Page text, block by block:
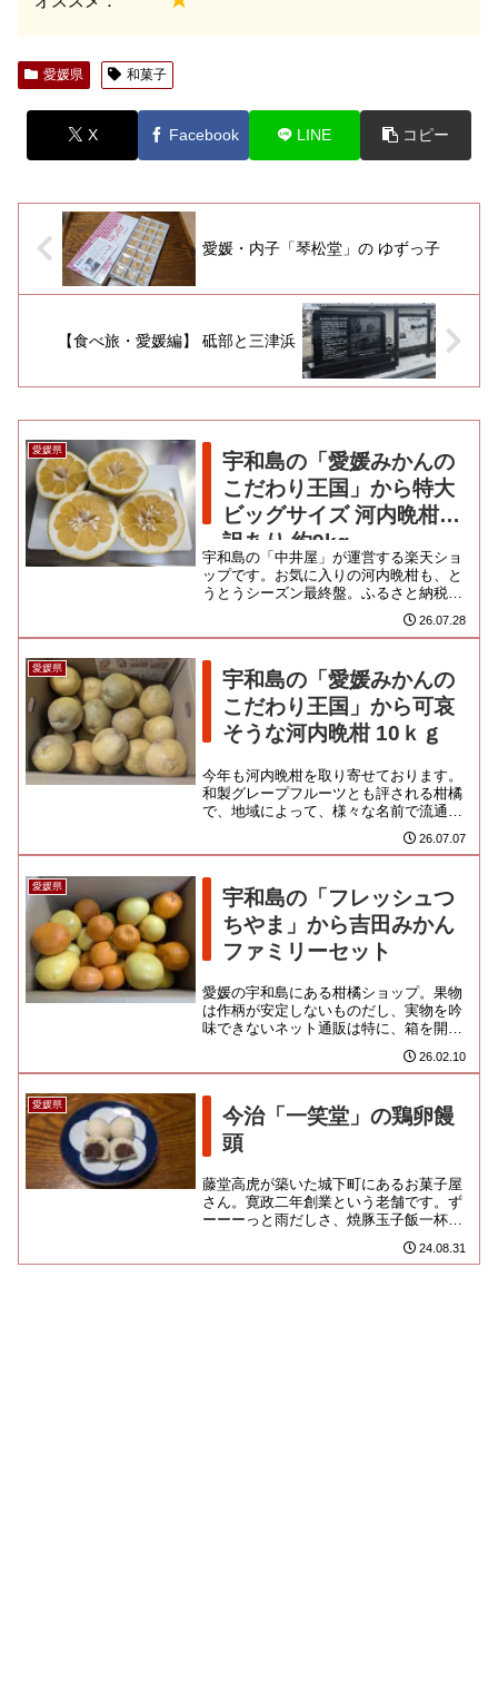
愛媛県 和菓子
X Facebook LINE コピー
愛媛・内子「琴松堂」の ゆずっ子
【食べ旅・愛媛編】 砥部と三津浜
愛媛県
宇和島の「愛媛みかんの
こだわり王国」から特大
ビッグサイズ 河内晩柑
訳あり 約9kg
宇和島の「中井屋」が運営する楽天ショ
ップです。お気に入りの河内晩柑も、と
うとうシーズン最終盤。ふるさと納税の
諸々が届くのもいつになるか分からんの
で、つなぎとして一箱頼むこと... 26.07.28
愛媛県
宇和島の「愛媛みかんの
こだわり王国」から可哀
そうな河内晩柑 10ｋｇ
今年も河内晩柑を取り寄せております。
和製グレープフルーツとも評される柑橘
で、地域によって、様々な名前で流通し
ていますよね。プリッと多汁。上品な甘
みと爽やかな酸味、ほろ苦みが... 26.07.07
愛媛県
宇和島の「フレッシュつ
ちやま」から吉田みかん
ファミリーセット
愛媛の宇和島にある柑橘ショップ。果物
は作柄が安定しないものだし、実物を吟
味できないネット通販は特に、箱を開け
てみるまでわからないギャンブル要素が
ありますよね。そんな中で毎年... 26.02.10
愛媛県
今治「一笑堂」の鶏卵饅
頭
藤堂高虎が築いた城下町にあるお菓子屋
さん。寛政二年創業という老舗です。ず
ーーーっと雨だしさ、焼豚玉子飯一杯の
ために特急乗ってくのもバカらしいなと
見送った今治行。でも、すっげ... 24.08.31